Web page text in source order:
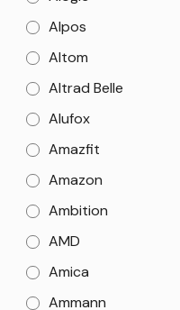
Alpos
Altom
Altrad Belle
Alufox
Amazfit
Amazon
Ambition
AMD
Amica
Ammann